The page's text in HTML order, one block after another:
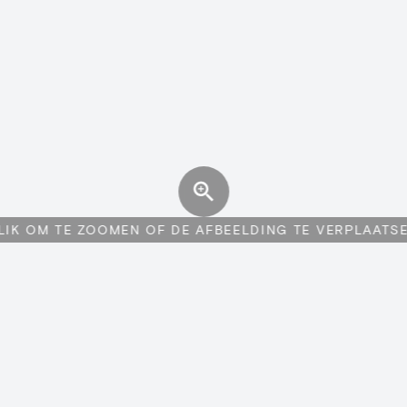
OM TE ZOOMEN OF DE AFBEELDING TE